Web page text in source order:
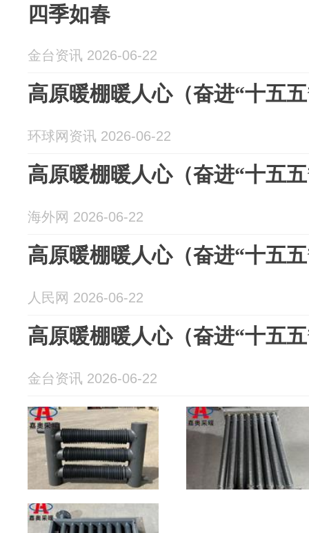
四季如春
金台资讯 2026-06-22
高原暖棚暖人心（奋进“十五
环球网资讯 2026-06-22
高原暖棚暖人心（奋进“十五
海外网 2026-06-22
高原暖棚暖人心（奋进“十五
人民网 2026-06-22
高原暖棚暖人心（奋进“十五
金台资讯 2026-06-22